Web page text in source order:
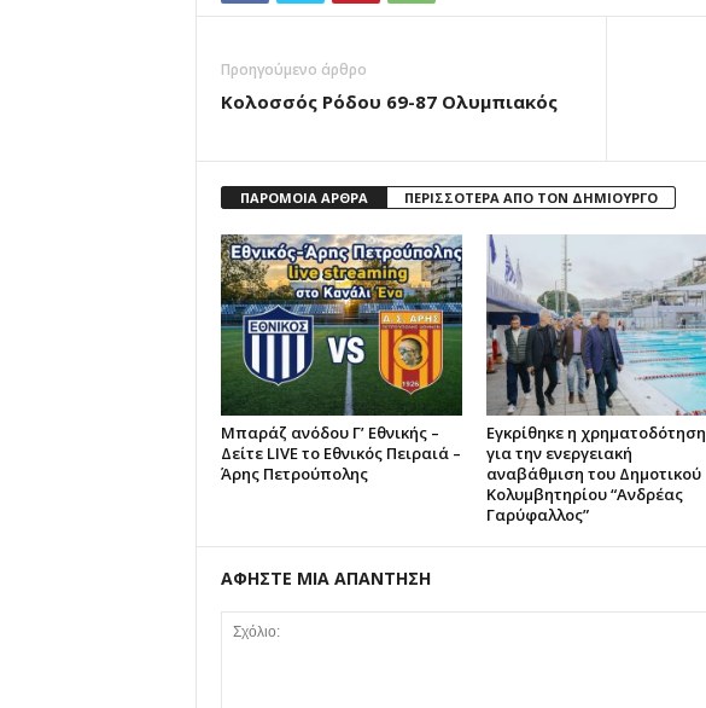
Προηγούμενο άρθρο
Κολοσσός Ρόδου 69-87 Ολυμπιακός
ΠΑΡΟΜΟΙΑ ΑΡΘΡΑ ΠΕΡΙΣΣΟΤΕΡΑ ΑΠΟ ΤΟΝ ΔΗΜΙΟΥΡΓΟ
Μπαράζ ανόδου Γ’ Εθνικής –
Δείτε LIVE το Εθνικός Πειραιά –
Άρης Πετρούπολης
Εγκρίθηκε η χρηματοδότηση
για την ενεργειακή
αναβάθμιση του Δημοτικού
Κολυμβητηρίου “Ανδρέας
Γαρύφαλλος”
ΑΦΗΣΤΕ ΜΙΑ ΑΠΑΝΤΗΣΗ